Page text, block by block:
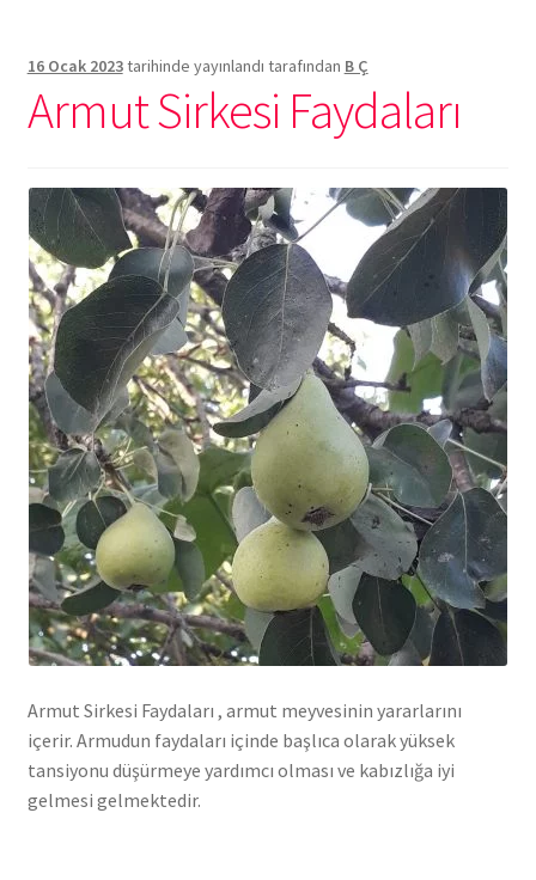
16 Ocak 2023tarihinde yayınlandı tarafından B Ç
Armut Sirkesi Faydaları
Armut Sirkesi Faydaları , armut meyvesinin yararlarını
içerir. Armudun faydaları içinde başlıca olarak yüksek
tansiyonu düşürmeye yardımcı olması ve kabızlığa iyi
gelmesi gelmektedir.